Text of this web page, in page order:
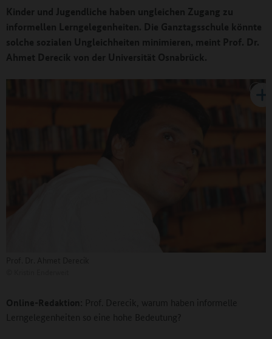
Kinder und Jugendliche haben ungleichen Zugang zu
informellen Lerngelegenheiten. Die Ganztagsschule könnte
solche sozialen Ungleichheiten minimieren, meint Prof. Dr.
Ahmet Derecik von der Universität Osnabrück.
Online-Redaktion: Prof. Derecik, warum haben informelle
Lerngelegenheiten so eine hohe Bedeutung?